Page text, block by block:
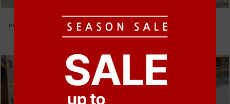
●
m_헤세드 스티치 데님팬츠 [4차 재입고]
87,000원
●
m_마무 린넨 나시 [4차 재입고]
28,000원